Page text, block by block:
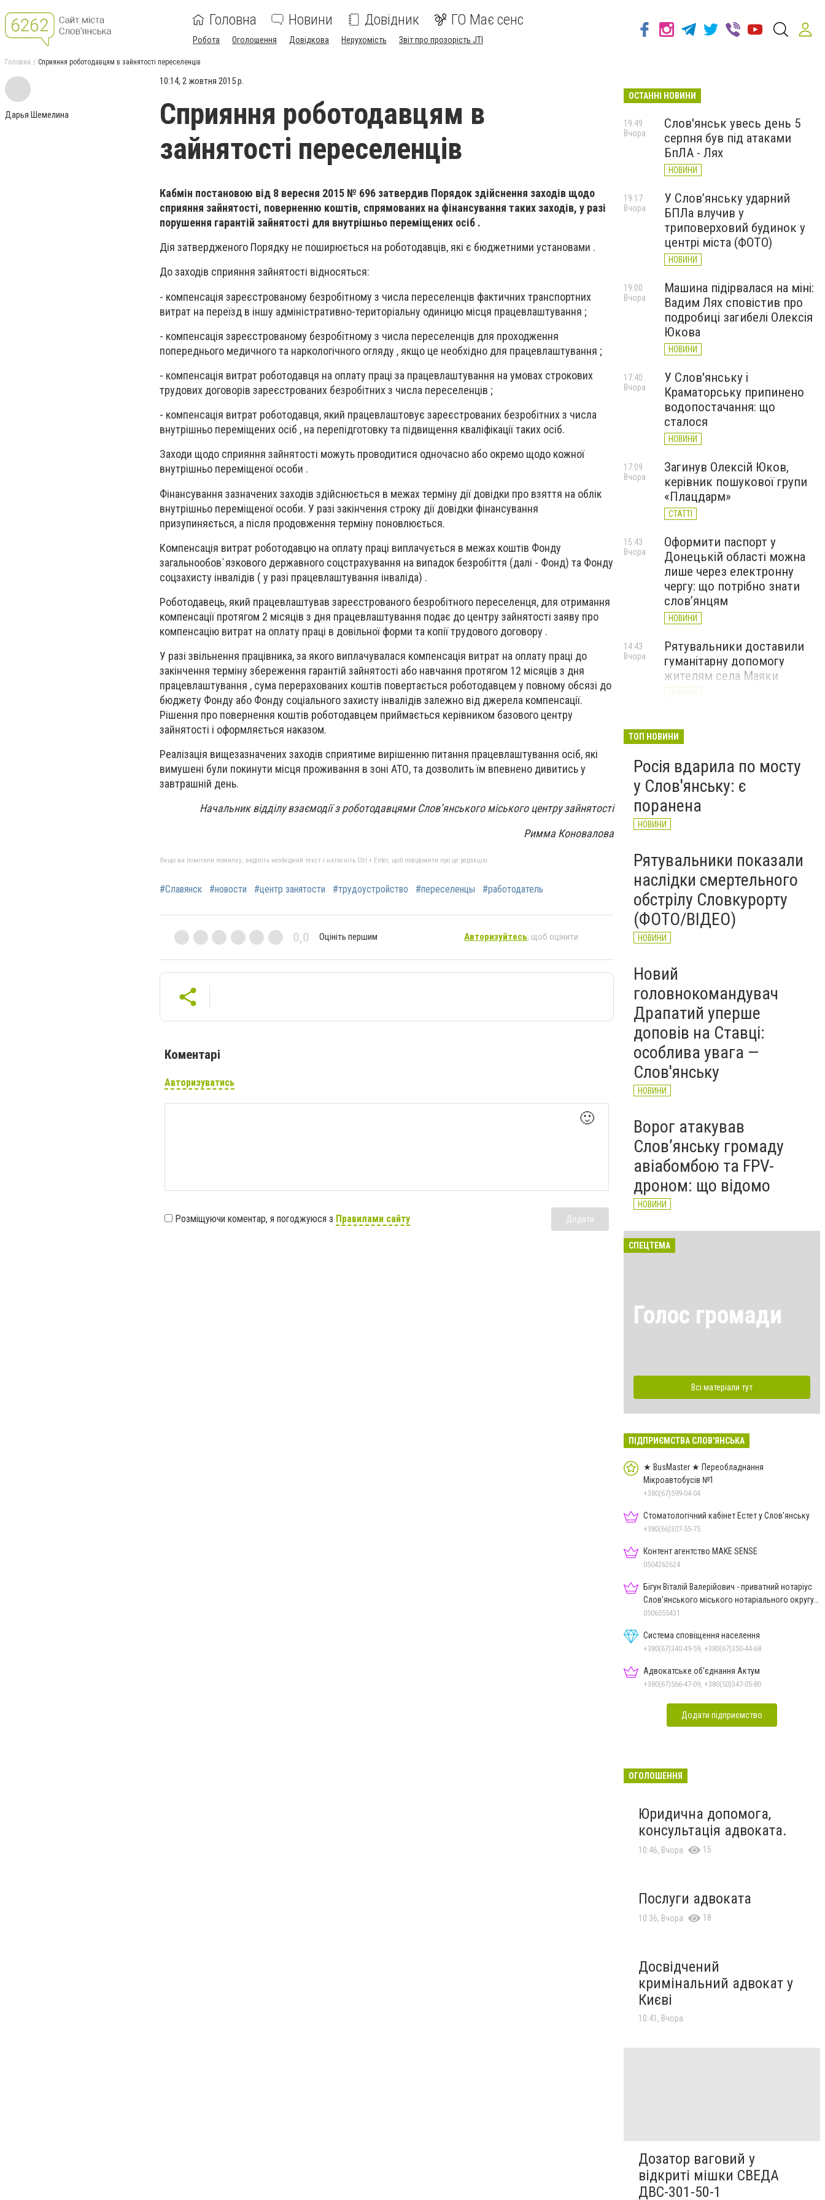
Головна Новини Довідник ГО Має сенс
Робота Оголошення Довідкова Нерухомість Звіт про прозорість JTI
Головна Сприяння роботодавцям в зайнятості переселенців
Дарья Шемелина
10:14, 2 жовтня 2015 р.
Сприяння роботодавцям в
зайнятості переселенців
Кабмін постановою від 8 вересня 2015 № 696 затвердив Порядок здійснення заходів щодо
сприяння зайнятості, поверненню коштів, спрямованих на фінансування таких заходів, у разі
порушення гарантій зайнятості для внутрішньо переміщених осіб .
Дія затвердженого Порядку не поширюється на роботодавців, які є бюджетними установами .
До заходів сприяння зайнятості відносяться:
- компенсація зареєстрованому безробітному з числа переселенців фактичних транспортних
витрат на переїзд в іншу адміністративно-територіальну одиницю місця працевлаштування ;
- компенсація зареєстрованому безробітному з числа переселенців для проходження
попереднього медичного та наркологічного огляду , якщо це необхідно для працевлаштування ;
- компенсація витрат роботодавця на оплату праці за працевлаштування на умовах строкових
трудових договорів зареєстрованих безробітних з числа переселенців ;
- компенсація витрат роботодавця, який працевлаштовує зареєстрованих безробітних з числа
внутрішньо переміщених осіб , на перепідготовку та підвищення кваліфікації таких осіб.
Заходи щодо сприяння зайнятості можуть проводитися одночасно або окремо щодо кожної
внутрішньо переміщеної особи .
Фінансування зазначених заходів здійснюється в межах терміну дії довідки про взяття на облік
внутрішньо переміщеної особи. У разі закінчення строку дії довідки фінансування
призупиняється, а після продовження терміну поновлюється.
Компенсація витрат роботодавцю на оплату праці виплачується в межах коштів Фонду
загальнообов`язкового державного соцстрахування на випадок безробіття (далі - Фонд) та Фонду
соцзахисту інвалідів ( у разі працевлаштування інваліда) .
Роботодавець, який працевлаштував зареєстрованого безробітного переселенця, для отримання
компенсації протягом 2 місяців з дня працевлаштування подає до центру зайнятості заяву про
компенсацію витрат на оплату праці в довільної форми та копії трудового договору .
У разі звільнення працівника, за якого виплачувалася компенсація витрат на оплату праці до
закінчення терміну збереження гарантій зайнятості або навчання протягом 12 місяців з дня
працевлаштування , сума перерахованих коштів повертається роботодавцем у повному обсязі до
бюджету Фонду або Фонду соціального захисту інвалідів залежно від джерела компенсації.
Рішення про повернення коштів роботодавцем приймається керівником базового центру
зайнятості і оформляється наказом.
Реалізація вищезазначених заходів сприятиме вирішенню питання працевлаштування осіб, які
вимушені були покинути місця проживання в зоні АТО, та дозволить їм впевнено дивитись у
завтрашній день.
Начальник відділу взаємодії з роботодавцями Слов’янського міського центру зайнятості
Римма Коновалова
Якщо ви помітили помилку, виділіть необхідний текст і натисніть Ctrl + Enter, щоб повідомити про це редакцію
#Славянск #новости #центр занятости #трудоустройство #переселенцы #работодатель
0,0 Оцініть першим Авторизуйтесь, щоб оцінити
Коментарі
Авторизуватись
🙂
Розміщуючи коментар, я погоджуюся з Правилами сайту Додати
ОСТАННІ НОВИНИ
Слов'янськ увесь день 5
серпня був під атаками
БпЛА - Лях
НОВИНИ
19:49
Вчора
У Слов’янську ударний
БПЛа влучив у
триповерховий будинок у
центрі міста (ФОТО)
НОВИНИ
19:17
Вчора
Машина підірвалася на міні:
Вадим Лях сповістив про
подробиці загибелі Олексія
Юкова
НОВИНИ
19:00
Вчора
У Слов'янську і
Краматорську припинено
водопостачання: що
сталося
НОВИНИ
17:40
Вчора
Загинув Олексій Юков,
керівник пошукової групи
«Плацдарм»
СТАТТІ
17:09
Вчора
Оформити паспорт у
Донецькій області можна
лише через електронну
чергу: що потрібно знати
слов’янцям
НОВИНИ
15:43
Вчора
Рятувальники доставили
гуманітарну допомогу
жителям села Маяки
НОВИНИ
14:43
Вчора
онлайн-акція до Дня молоді
Вчора
ТОП НОВИНИ
Росія вдарила по мосту
у Слов'янську: є
поранена
НОВИНИ
Рятувальники показали
наслідки смертельного
обстрілу Словкурорту
(ФОТО/ВІДЕО)
НОВИНИ
Новий
головнокомандувач
Драпатий уперше
доповів на Ставці:
особлива увага —
Слов'янську
НОВИНИ
Ворог атакував
Слов’янську громаду
авіабомбою та FPV-
дроном: що відомо
НОВИНИ
СПЕЦТЕМА
Голос громади
Всі матеріали тут
ПІДПРИЄМСТВА СЛОВ'ЯНСЬКА
★ BusMaster ★ Переобладнання
Мікроавтобусів №1
+380(67)599-04-04
Стоматологічний кабінет Естет у Слов'янську
+380(66)307-55-75
Контент агентство MAKE SENSE
0504262624
Бігун Віталій Валерійович - приватний нотаріус
Слов'янського міського нотаріального округу
Дон.обл.
0506555431
Система сповіщення населення
+380(67)340-49-59, +380(67)350-44-68
Адвокатське об'єднання Актум
+380(67)566-47-09, +380(50)347-05-80
Додати підприємство
ОГОЛОШЕННЯ
Юридична допомога,
консультація адвоката.
10:46, Вчора 15
Послуги адвоката
10:36, Вчора 18
Досвідчений
кримінальний адвокат у
Києві
10:41, Вчора
Дозатор ваговий у
відкриті мішки СВЕДА
ДВС-301-50-1